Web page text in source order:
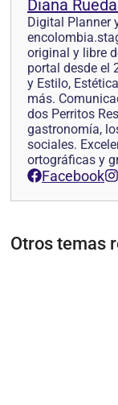
Diana
Digital Planner
original y libre
portal desde el
y Estilo,
más.
dos Perritos
gastronomía,
sociales.
ortográficas y
Facebook
Otros temas